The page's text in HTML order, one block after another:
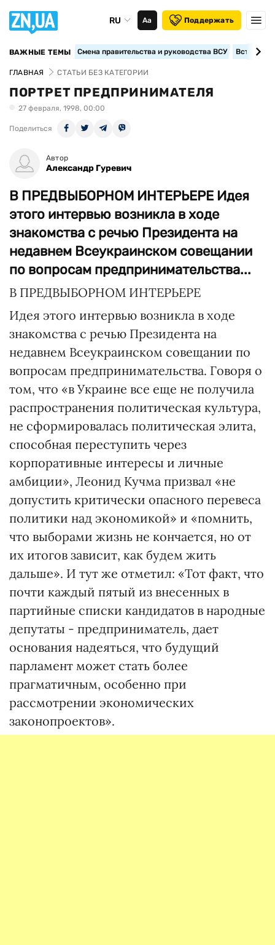
RU Аа Поддержать
ВАЖНЫЕ ТЕМЫ Смена правительства и руководства ВСУ
ГЛАВНАЯ СТАТЬИ БЕЗ КАТЕГОРИИ
ПОРТРЕТ ПРЕДПРИНИМАТЕЛЯ
27 февраля, 1998, 00:00
Поделиться
Автор
Александр Гуревич
В ПРЕДВЫБОРНОМ ИНТЕРЬЕРЕ Идея
этого интервью возникла в ходе
знакомства с речью Президента на
недавнем Всеукраинском совещании
по вопросам предпринимательства...
В ПРЕДВЫБОРНОМ ИНТЕРЬЕРЕ
Идея этого интервью возникла в ходе
знакомства с речью Президента на
недавнем Всеукраинском совещании по
вопросам предпринимательства. Говоря о
том, что «в Украине все еще не получила
распространения политическая культура,
не сформировалась политическая элита,
способная переступить через
корпоративные интересы и личные
амбиции», Леонид Кучма призвал «не
допустить критически опасного перевеса
политики над экономикой» и «помнить,
что выборами жизнь не кончается, но от
их итогов зависит, как будем жить
дальше». И тут же отметил: «Тот факт, что
почти каждый пятый из внесенных в
партийные списки кандидатов в народные
депутаты - предприниматель, дает
основания надеяться, что будущий
парламент может стать более
прагматичным, особенно при
рассмотрении экономических
законопроектов».